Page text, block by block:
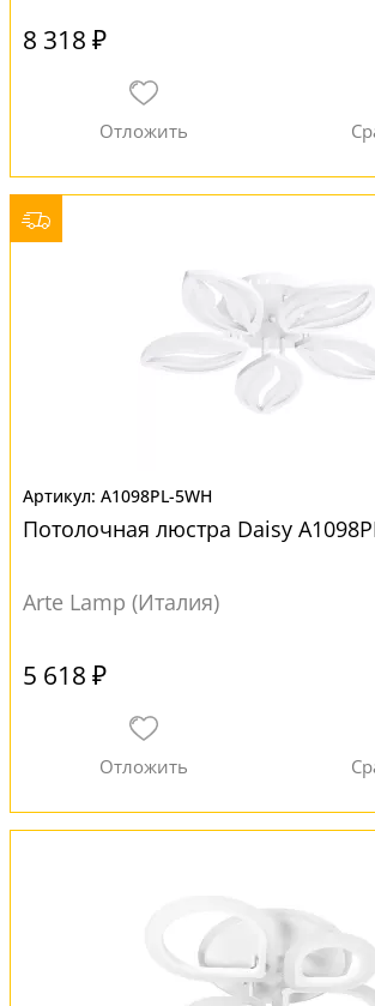
8 318 ₽
A1098PL-5WH
Потолочная люстра Daisy
Arte Lamp (Италия)
5 618 ₽